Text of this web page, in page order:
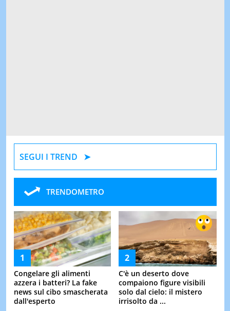
SEGUI I TREND
TRENDOMETRO
Congelare gli alimenti
azzera i batteri? La fake
news sul cibo smascherata
dall'esperto
C'è un deserto dove
compaiono figure visibili
solo dal cielo: il mistero
irrisolto da ...